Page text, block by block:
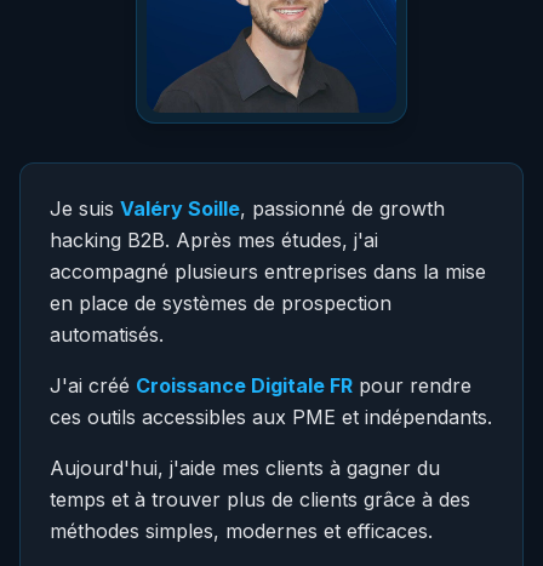
Je suis Valéry Soille, passionné de growth
hacking B2B. Après mes études, j'ai
accompagné plusieurs entreprises dans la mise
en place de systèmes de prospection
automatisés.
J'ai créé Croissance Digitale FR pour rendre
ces outils accessibles aux PME et indépendants.
Aujourd'hui, j'aide mes clients à gagner du
temps et à trouver plus de clients grâce à des
méthodes simples, modernes et efficaces.